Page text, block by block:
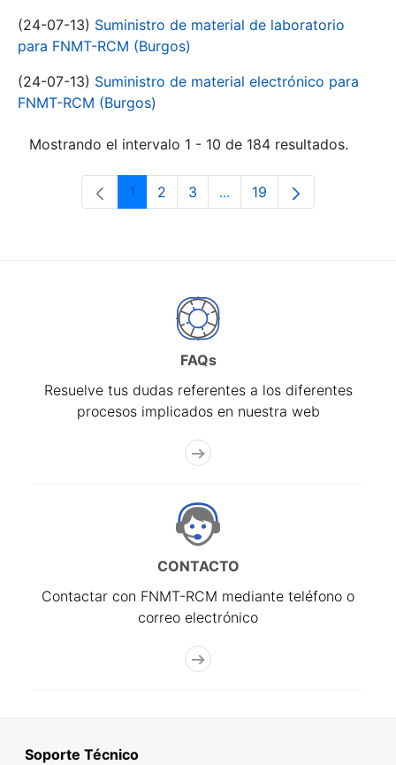
(24-07-13) Suministro de material de laboratorio
para FNMT-RCM (Burgos)
(24-07-13) Suministro de material electrónico para
FNMT-RCM (Burgos)
Mostrando el intervalo 1 - 10 de 184 resultados.
Página
1 Página
2 Página
3 ...Páginas intermedias Use
Página
19
FAQs
Resuelve tus dudas referentes a los diferentes
procesos implicados en nuestra web
CONTACTO
Contactar con FNMT-RCM mediante teléfono o
correo electrónico
Soporte Técnico